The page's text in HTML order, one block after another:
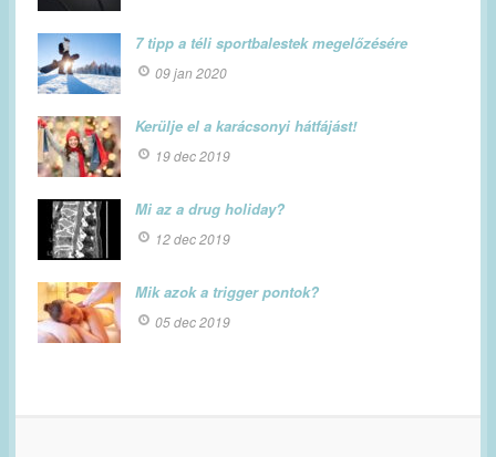
7 tipp a téli sportbalestek megelőzésére
09 jan 2020
Kerülje el a karácsonyi hátfájást!
19 dec 2019
Mi az a drug holiday?
12 dec 2019
Mik azok a trigger pontok?
05 dec 2019